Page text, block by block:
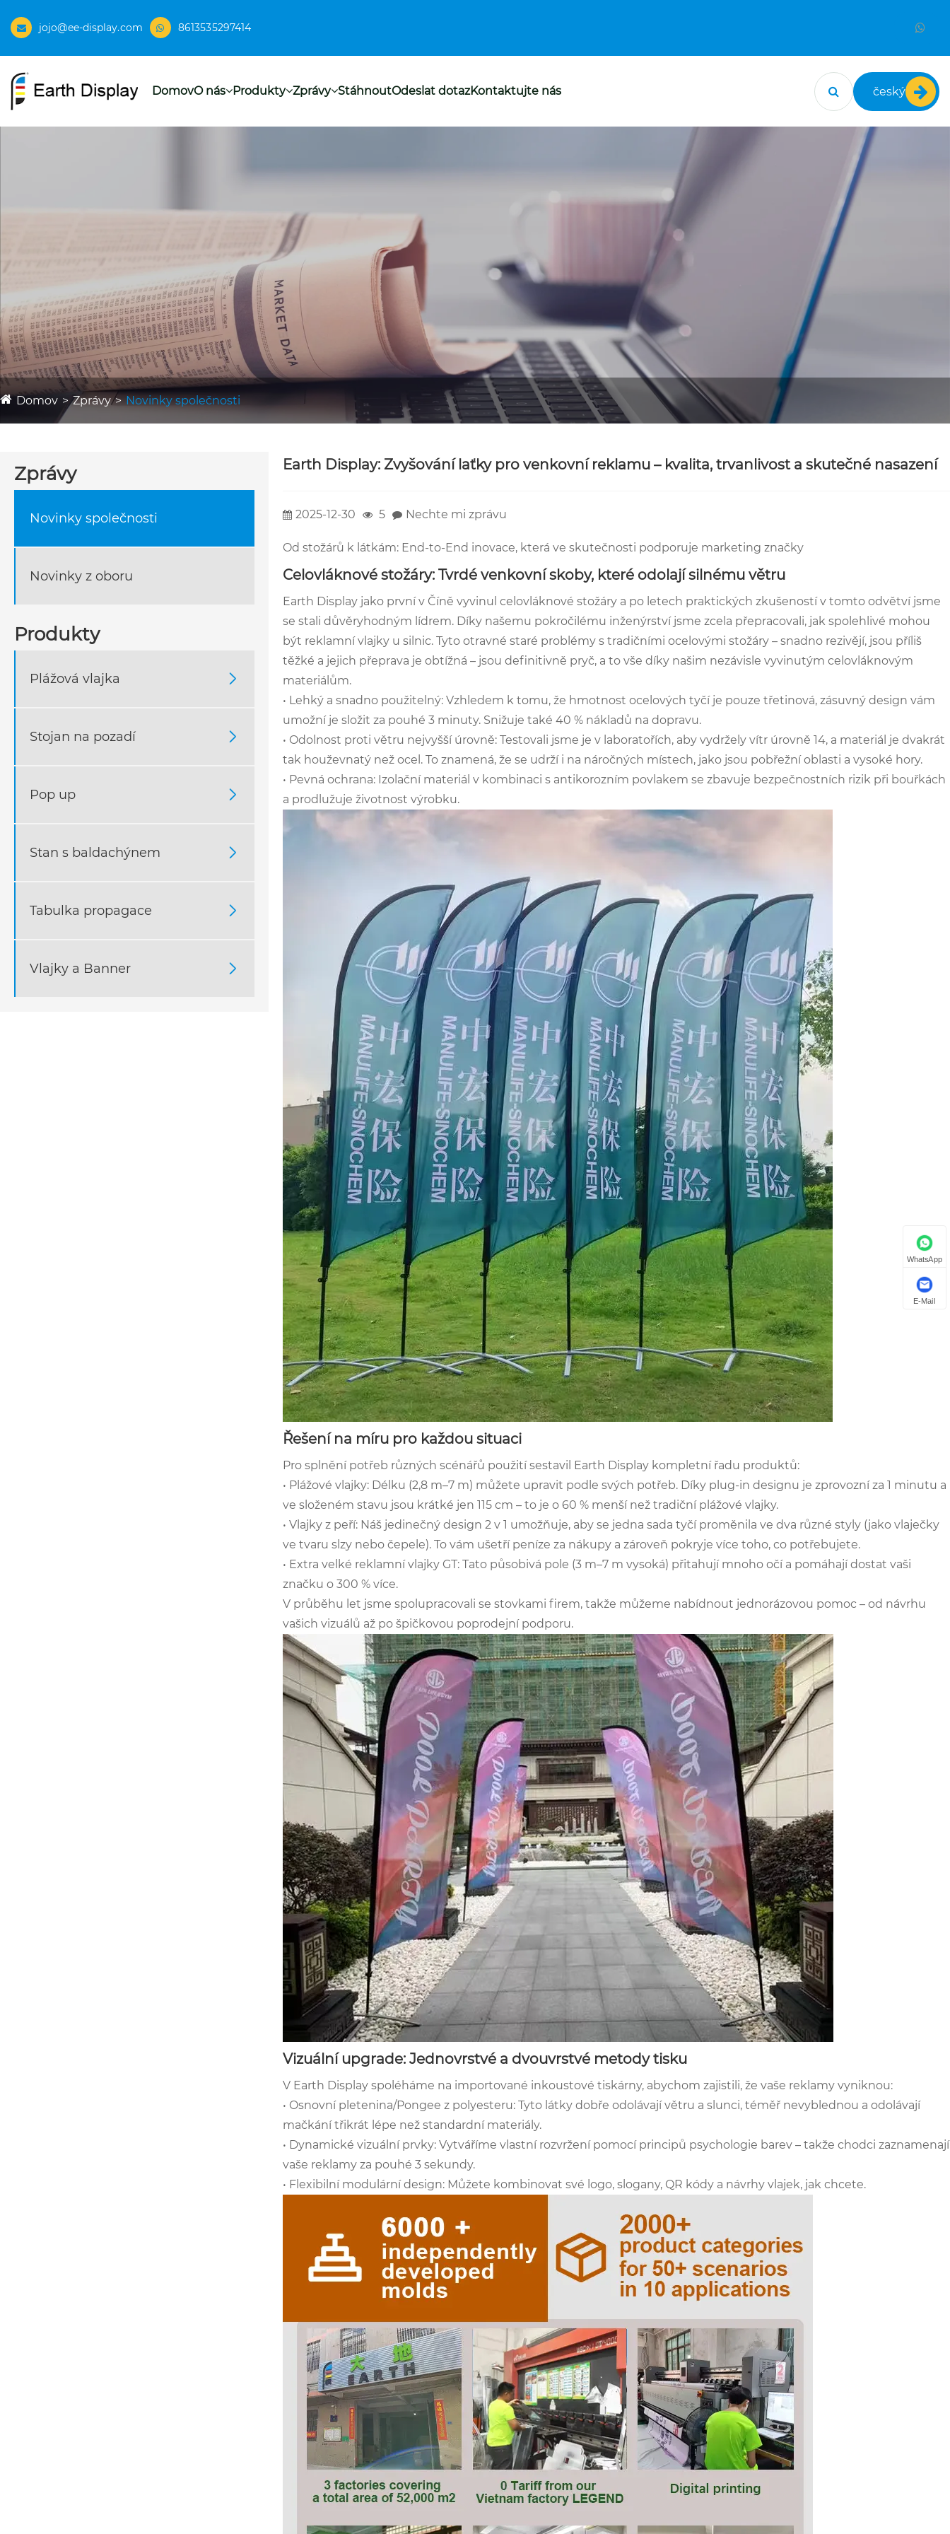
jojo@ee-display.com 8613535297414
DomovO nás Produkty Zprávy StáhnoutOdeslat dotazKontaktujte nás český
Domov Zprávy Novinky společnosti
Zprávy
Novinky společnosti
Novinky z oboru
Produkty
Plážová vlajka 
Stojan na pozadí 
Pop up 
Stan s baldachýnem 
Tabulka propagace 
Vlajky a Banner 
Earth Display: Zvyšování laťky pro venkovní reklamu – kvalita, trvanlivost a skutečné nasazení
2025-12-30 5 Nechte mi zprávu
Od stožárů k látkám: End-to-End inovace, která ve skutečnosti podporuje marketing značky
Celovláknové stožáry: Tvrdé venkovní skoby, které odolají silnému větru
Earth Display jako první v Číně vyvinul celovláknové stožáry a po letech praktických zkušeností v tomto odvětví jsme
se stali důvěryhodným lídrem. Díky našemu pokročilému inženýrství jsme zcela přepracovali, jak spolehlivé mohou
být reklamní vlajky u silnic. Tyto otravné staré problémy s tradičními ocelovými stožáry – snadno rezivějí, jsou příliš
těžké a jejich přeprava je obtížná – jsou definitivně pryč, a to vše díky našim nezávisle vyvinutým celovláknovým
materiálům.
• Lehký a snadno použitelný: Vzhledem k tomu, že hmotnost ocelových tyčí je pouze třetinová, zásuvný design vám
umožní je složit za pouhé 3 minuty. Snižuje také 40 % nákladů na dopravu.
• Odolnost proti větru nejvyšší úrovně: Testovali jsme je v laboratořích, aby vydržely vítr úrovně 14, a materiál je dvakrát
tak houževnatý než ocel. To znamená, že se udrží i na náročných místech, jako jsou pobřežní oblasti a vysoké hory.
• Pevná ochrana: Izolační materiál v kombinaci s antikorozním povlakem se zbavuje bezpečnostních rizik při bouřkách
a prodlužuje životnost výrobku.
Řešení na míru pro každou situaci
Pro splnění potřeb různých scénářů použití sestavil Earth Display kompletní řadu produktů:
• Plážové vlajky: Délku (2,8 m–7 m) můžete upravit podle svých potřeb. Díky plug-in designu je zprovozní za 1 minutu a
ve složeném stavu jsou krátké jen 115 cm – to je o 60 % menší než tradiční plážové vlajky.
• Vlajky z peří: Náš jedinečný design 2 v 1 umožňuje, aby se jedna sada tyčí proměnila ve dva různé styly (jako vlaječky
ve tvaru slzy nebo čepele). To vám ušetří peníze za nákupy a zároveň pokryje více toho, co potřebujete.
• Extra velké reklamní vlajky GT: Tato působivá pole (3 m–7 m vysoká) přitahují mnoho očí a pomáhají dostat vaši
značku o 300 % více.
V průběhu let jsme spolupracovali se stovkami firem, takže můžeme nabídnout jednorázovou pomoc – od návrhu
vašich vizuálů až po špičkovou poprodejní podporu.
Vizuální upgrade: Jednovrstvé a dvouvrstvé metody tisku
V Earth Display spoléháme na importované inkoustové tiskárny, abychom zajistili, že vaše reklamy vyniknou:
• Osnovní pletenina/Pongee z polyesteru: Tyto látky dobře odolávají větru a slunci, téměř nevyblednou a odolávají
mačkání třikrát lépe než standardní materiály.
• Dynamické vizuální prvky: Vytváříme vlastní rozvržení pomocí principů psychologie barev – takže chodci zaznamenají
vaše reklamy za pouhé 3 sekundy.
• Flexibilní modulární design: Můžete kombinovat své logo, slogany, QR kódy a návrhy vlajek, jak chcete.
WhatsApp
E-Mail